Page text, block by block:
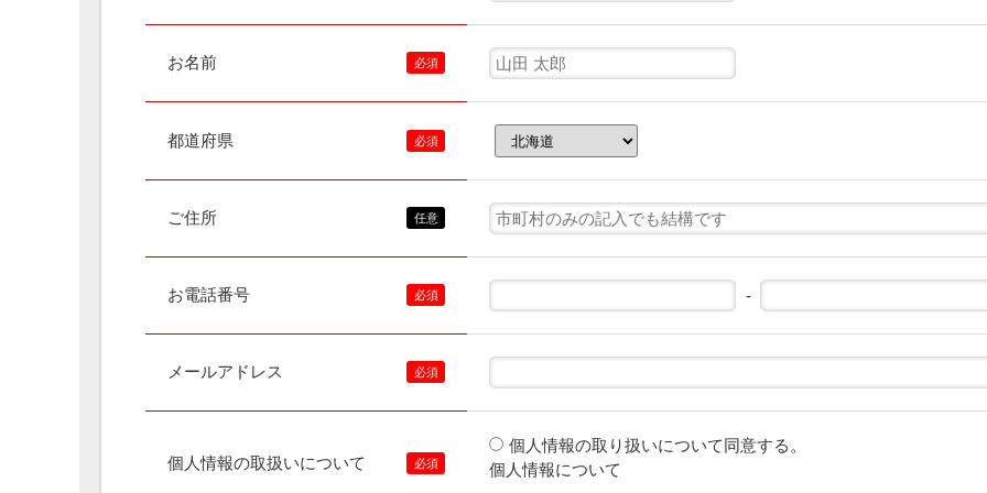
お名前
都道府県
ご住所
お電話番号 -
メールアドレス
個人情報の取扱いについて
個人情報の取り扱いについて同意する。
個人情報について